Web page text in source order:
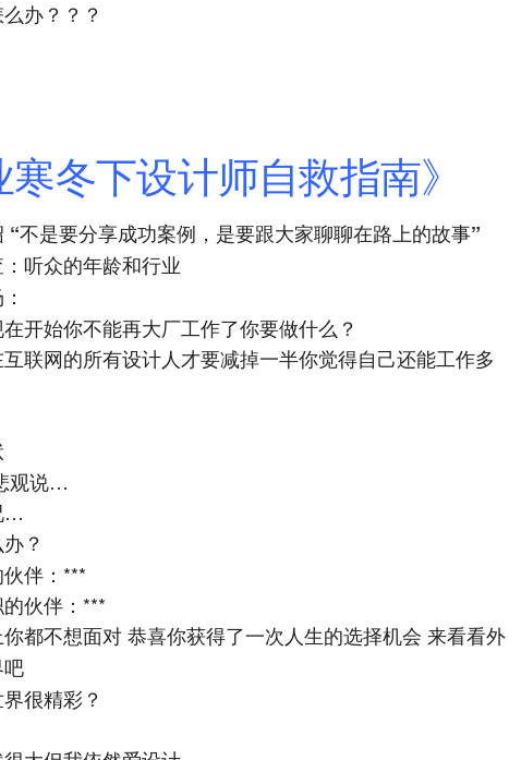
办？？？
寒冬下设计师自救指南》
“不是要分享成功案例，是要跟大家聊聊在路上的故事”
听众的年龄和行业
开始你不能再大厂工作了你要做什么？
联网的所有设计人才要减掉一半你觉得自己还能工作多
观说…
…
？
伴：***
伙伴：***
都不想面对 恭喜你获得了一次人生的选择机会 来看看外
很精彩？